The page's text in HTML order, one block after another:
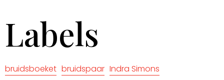
Labels
bruidsboeket bruidspaar Indra Simons